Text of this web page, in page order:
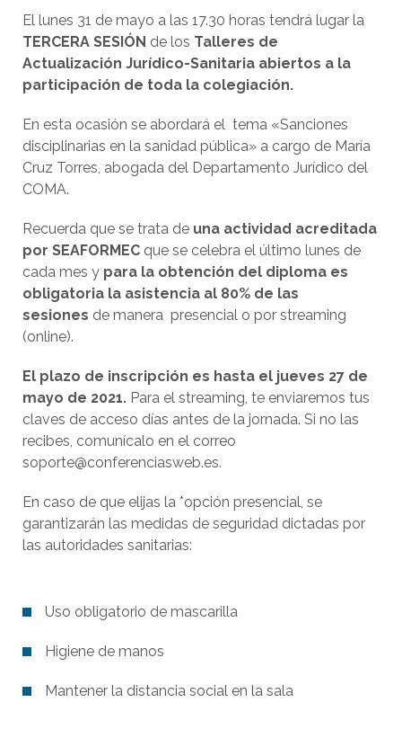
El lunes 31 de mayo a las 17.30 horas tendrá lugar la
TERCERA SESIÓN de los Talleres de
Actualización Jurídico-Sanitaria abiertos a la
participación de toda la colegiación.
En esta ocasión se abordará el tema «Sanciones
disciplinarias en la sanidad pública» a cargo de María
Cruz Torres, abogada del Departamento Jurídico del
COMA.
Recuerda que se trata de una actividad acreditada
por SEAFORMEC que se celebra el último lunes de
cada mes y para la obtención del diploma es
obligatoria la asistencia al 80% de las
sesiones de manera presencial o por streaming
(online).
El plazo de inscripción es hasta el jueves 27 de
mayo de 2021. Para el streaming, te enviaremos tus
claves de acceso días antes de la jornada. Si no las
recibes, comunícalo en el correo
soporte@conferenciasweb.es.
En caso de que elijas la *opción presencial, se
garantizarán las medidas de seguridad dictadas por
las autoridades sanitarias:
Uso obligatorio de mascarilla
Higiene de manos
Mantener la distancia social en la sala